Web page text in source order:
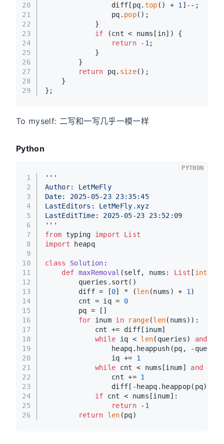
20
21
22
23
24
25
26
27
28
29
                diff[pq.
top () + 1 ]--;
                pq.
pop();
            }
if (cnt < nums[in]) {
return
-1 ;
            }
        }
return pq. size();
    }
};
To myself: 二写和一写几乎一模一样
Python
1
2
3
4
5
6
7
8
9
10
11
12
13
14
15
16
17
18
19
20
21
22
23
24
25
26
'''
Author: LetMeFly
Date: 2025-05-23 23:35:45
LastEditors: LetMeFly.xyz
LastEditTime: 2025-05-23 23:52:09
'''
from typing import
List
import heapq
class Solution :
def maxRemoval (self, nums: List [ int
        queries.sort()
        diff = [
0] * (len(nums) + 1 )
        cnt = iq =
0
        pq = []
for inum in range(len(nums)):
            cnt += diff[inum]
while iq < len(queries) and
heapq.heappush(pq, -
                iq +=
1
while cnt < nums[inum] and
                cnt +=
1
                diff[-heapq.heappop(pq) +
if cnt < nums[inum]:
return - 1
return
len (pq)
PYTHON